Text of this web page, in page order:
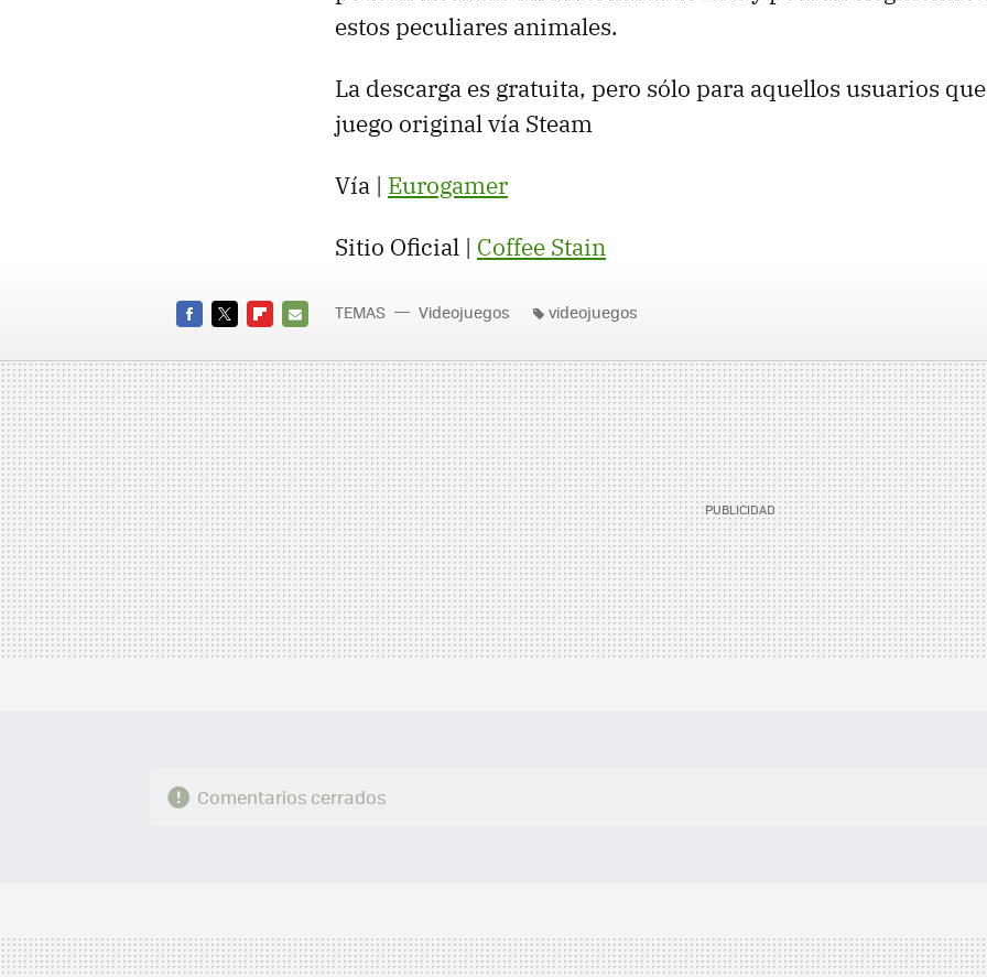
estos peculiares animales.
La descarga es gratuita, pero sólo para aquellos usuarios
juego original vía Steam
Vía | Eurogamer
Sitio Oficial | Coffee Stain
MAIL
TEMAS Videojuegos videojuegos
Comentarios cerrados